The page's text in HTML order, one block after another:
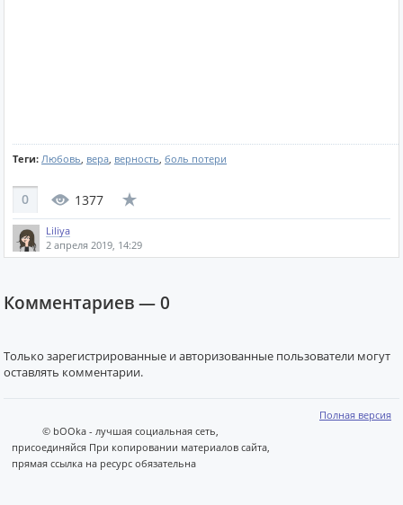
Теги: Любовь, вера, верность, боль потери
0 1377
Liliya
2 апреля 2019, 14:29
Комментариев —0
Только зарегистрированные и авторизованные пользователи могут
оставлять комментарии.
Полная версия
© bOOka - лучшая социальная сеть,
присоединяйся При копировании материалов сайта,
прямая ссылка на ресурс обязательна